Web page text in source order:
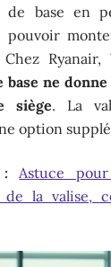
base en
pouvoir
Ryanair,
ne donne
siège. La
option
Astuce
de la valise,